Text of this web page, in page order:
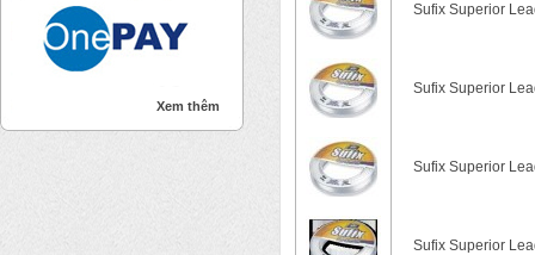
Xem thêm
Sufix Superior
Sufix Superior
Sufix Superior
Sufix Superior